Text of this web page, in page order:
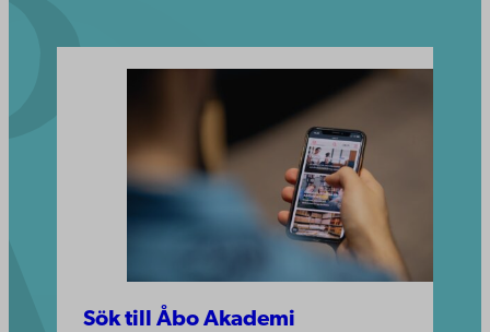
Sök till Åbo Akademi